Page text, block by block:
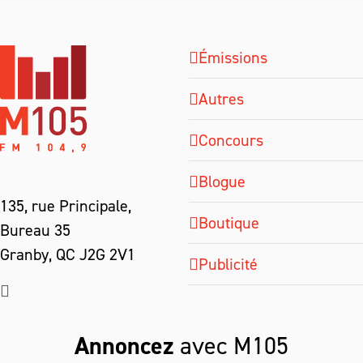
135, rue Principale,
Bureau 35
Granby, QC J2G 2V1
Émissions
Autres
Concours
Blogue
Boutique
Publicité
Annoncez avec M105